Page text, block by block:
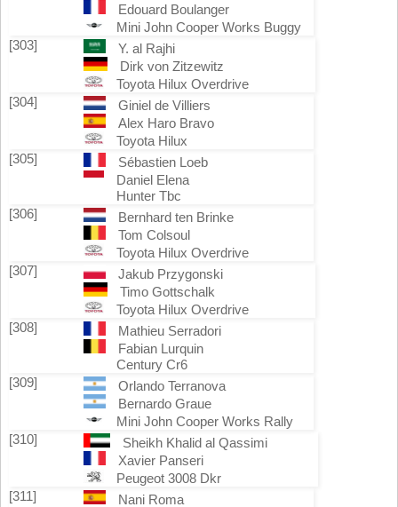
Edouard Boulanger
Mini John Cooper Works Buggy
[303]
Y. al Rajhi
Dirk von Zitzewitz
Toyota Hilux Overdrive
[304]
Giniel de Villiers
Alex Haro Bravo
Toyota Hilux
[305]
Sébastien Loeb
Daniel Elena
Hunter Tbc
[306]
Bernhard ten Brinke
Tom Colsoul
Toyota Hilux Overdrive
[307]
Jakub Przygonski
Timo Gottschalk
Toyota Hilux Overdrive
[308]
Mathieu Serradori
Fabian Lurquin
Century Cr6
[309]
Orlando Terranova
Bernardo Graue
Mini John Cooper Works Rally
[310]
Sheikh Khalid al Qassimi
Xavier Panseri
Peugeot 3008 Dkr
[311]
Nani Roma